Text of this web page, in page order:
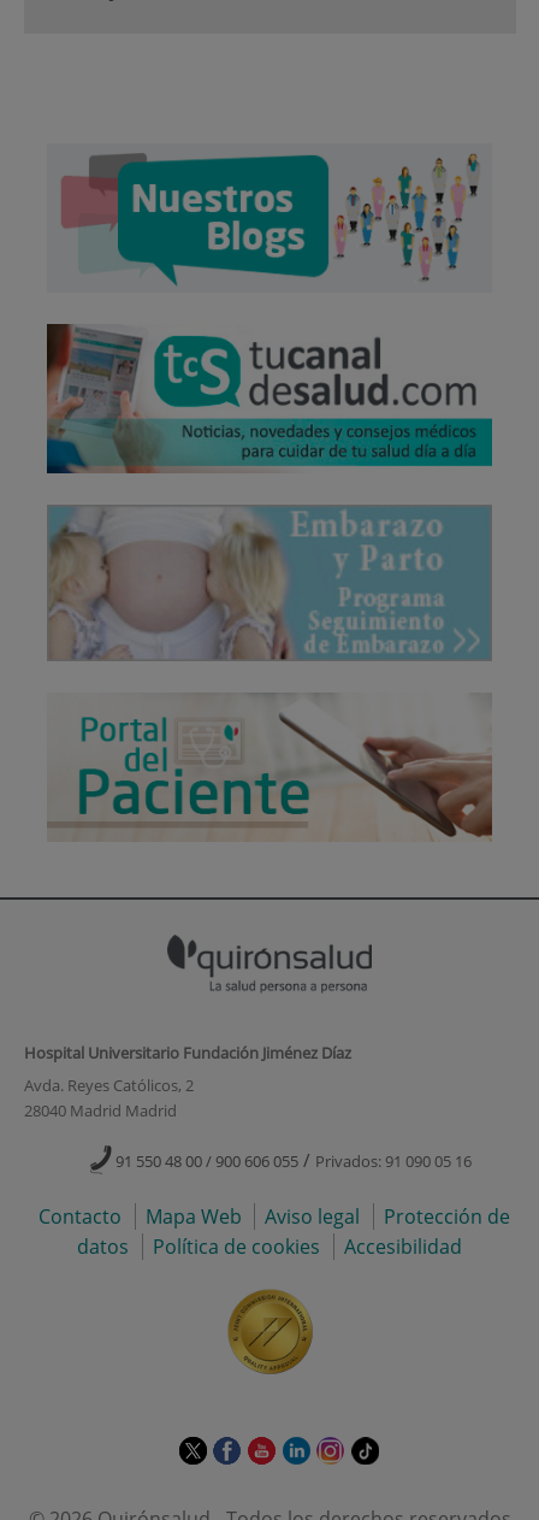
Hospital Universitario Fundación Jiménez Díaz
Avda. Reyes Católicos, 2
28040 Madrid Madrid
91 550 48 00 / 900 606 055 / Privados: 91 090 05 16
Contacto Mapa Web Aviso legal
Protección de
datos
Política de cookies Accesibilidad
EsteEsteEsteEsteEsteEnlace